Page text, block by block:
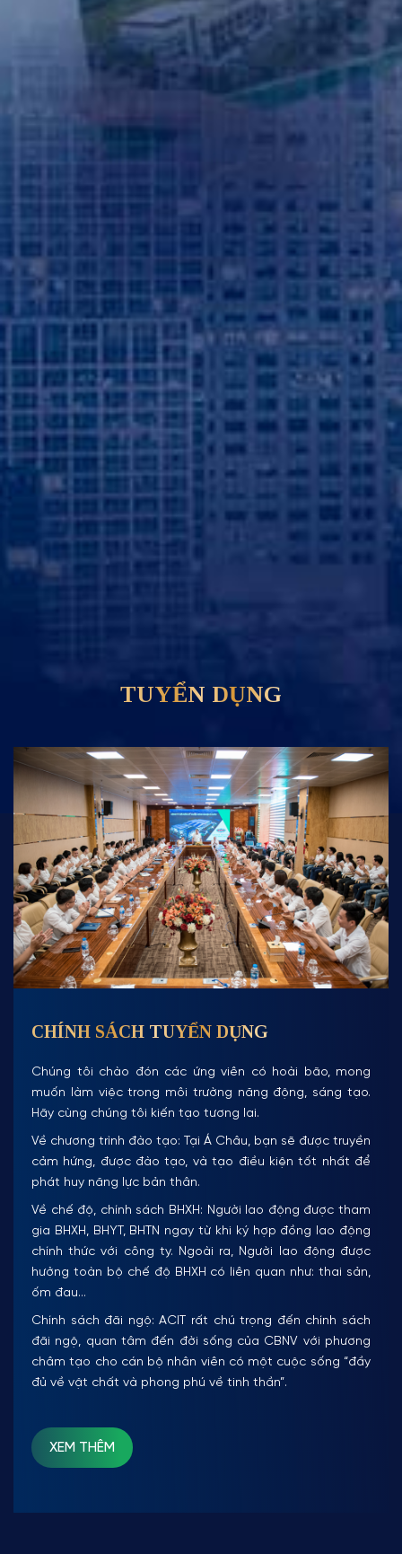
TUYỂN DỤNG
CHÍNH SÁCH TUYỂN DỤNG
Chúng tôi chào đón các ứng viên có hoài bão, mong
muốn làm việc trong môi trường năng động, sáng tạo.
Hãy cùng chúng tôi kiến tạo tương lai.
Về chương trình đào tạo: Tại Á Châu, bạn sẽ được truyền
cảm hứng, được đào tạo, và tạo điều kiện tốt nhất để
phát huy năng lực bản thân.
Về chế độ, chính sách BHXH: Người lao động được tham
gia BHXH, BHYT, BHTN ngay từ khi ký hợp đồng lao động
chính thức với công ty. Ngoài ra, Người lao động được
hưởng toàn bộ chế độ BHXH có liên quan như: thai sản,
ốm đau…
Chính sách đãi ngộ: ACIT rất chú trọng đến chính sách
đãi ngộ, quan tâm đến đời sống của CBNV với phương
châm tạo cho cán bộ nhân viên có một cuộc sống “đầy
đủ về vật chất và phong phú về tinh thần”.
XEM THÊM